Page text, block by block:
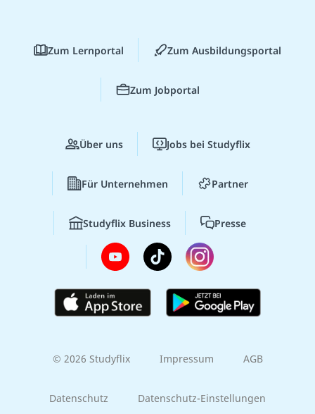
Zum Lernportal Zum Ausbildungsportal
Zum Jobportal
Über uns Jobs bei Studyflix
Für Unternehmen Partner
Studyflix Business Presse
© 2026 Studyflix Impressum AGB
Datenschutz Datenschutz-Einstellungen